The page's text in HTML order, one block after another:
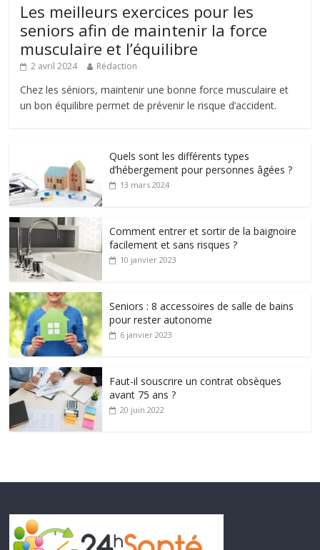
Les meilleurs exercices pour les
seniors afin de maintenir la force
musculaire et l’équilibre
2 avril 2024 Rédaction
Chez les séniors, maintenir une bonne force musculaire et
un bon équilibre permet de prévenir le risque d’accident.
Quels sont les différents types
d’hébergement pour personnes âgées ?
13 mars 2024
Comment entrer et sortir de la baignoire
facilement et sans risques ?
10 janvier 2023
Seniors : 8 accessoires de salle de bains
pour rester autonome
6 janvier 2023
Faut-il souscrire un contrat obsèques
avant 75 ans ?
20 juin 2022